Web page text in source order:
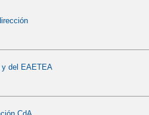
y del EAETEA